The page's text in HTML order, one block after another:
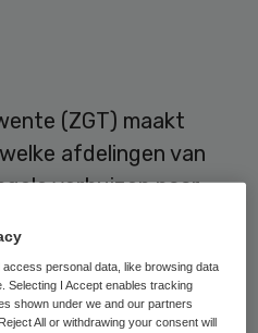
(ZGT) maakt
afdelingen van
verhuizen naar
de raad van
RTV Oost.
personal data, like browsing data
Selecting I Accept enables tracking
shown under we and our partners
All or withdrawing your consent will